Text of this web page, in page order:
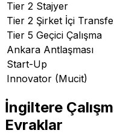
Tier 2 Stajyer
Tier 2 Şirket İçi
Tier 5 Geçici Çalışma
Ankara Antlaşması
Start-Up
Innovator (Mucit)
İngiltere
Evraklar